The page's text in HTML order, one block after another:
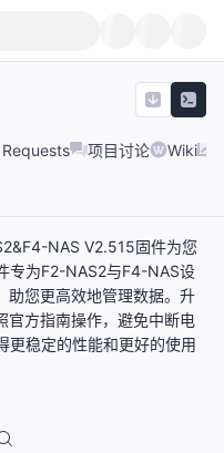
Requests 项目讨论 Wiki
NAS V2.515固件为您
专为F2-NAS2与F4-NAS设
助您更高效地管理数据。升
官方指南操作，避免中断电
更稳定的性能和更好的使用